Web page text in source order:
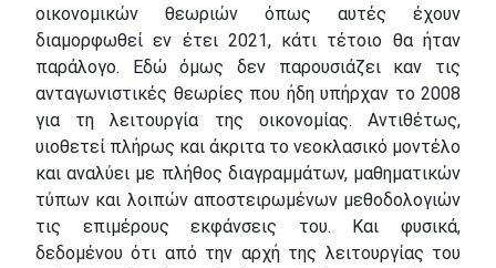
οικονομικών θεωριών όπως αυτές έχουν
διαμορφωθεί εν έτει 2021, κάτι τέτοιο θα ήταν
παράλογο. Εδώ όμως δεν παρουσιάζει καν τις
ανταγωνιστικές θεωρίες που ήδη υπήρχαν το 2008
για τη λειτουργία της οικονομίας. Αντιθέτως,
υιοθετεί πλήρως και άκριτα το νεοκλασικό μοντέλο
και αναλύει με πλήθος διαγραμμάτων, μαθηματικών
τύπων και λοιπών αποστειρωμένων μεθοδολογιών
τις επιμέρους εκφάνσεις του. Και φυσικά,
δεδομένου ότι από την αρχή της λειτουργίας του